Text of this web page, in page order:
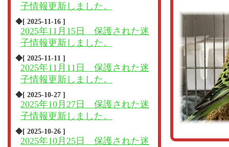
子情報更新しました。
◆[ 2025-11-16 ]
2025年11月15日 保護された迷
子情報更新しました。
◆[ 2025-11-11 ]
2025年11月11日 保護された迷
子情報更新しました。
◆[ 2025-10-27 ]
2025年10月27日 保護された迷
子情報更新しました。
◆[ 2025-10-26 ]
2025年10月25日 保護された迷